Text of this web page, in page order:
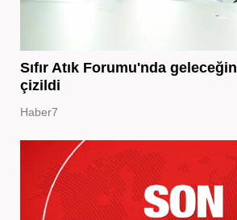
Sıfır Atık Forumu'nda
çizildi
Haber7